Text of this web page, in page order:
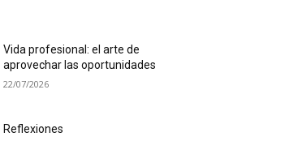
Vida profesional: el arte de
aprovechar las oportunidades
22/07/2026
Reflexiones